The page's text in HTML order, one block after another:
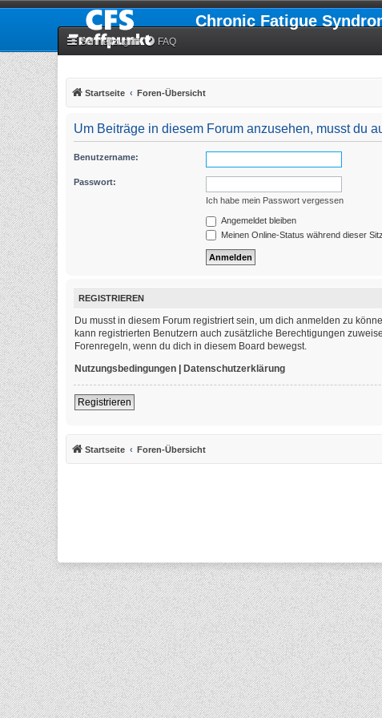
Chronic Fatigue
Schnellzugriff FAQ
Startseite Foren-Übersicht
Um Beiträge in diesem Forum anzusehen, musst du
Benutzername:
Passwort:
Ich habe mein Passwort vergessen
Angemeldet bleiben
Meinen Online-Status während dieser
REGISTRIEREN
Du musst in diesem Forum registriert sein, um dich anmelden zu
kann registrierten Benutzern auch zusätzliche Berechtigungen
Forenregeln, wenn du dich in diesem Board bewegst.
Nutzungsbedingungen | Datenschutzerklärung
Registrieren
Startseite Foren-Übersicht